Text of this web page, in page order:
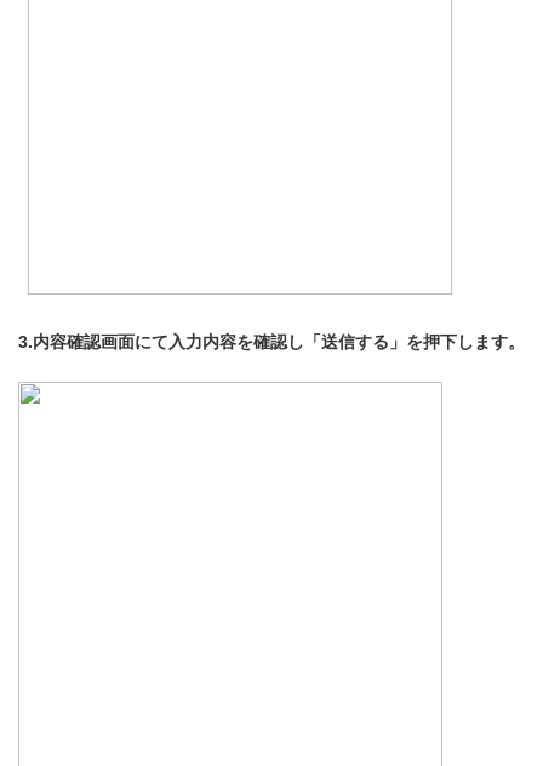
3.内容確認画面にて入力内容を確認し「送信する」を押下します。